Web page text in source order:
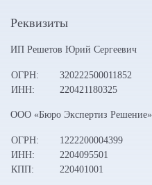
Реквизиты
ИП Решетов Юрий Сергеевич
ОГРН:
320222500011852
ИНН:
220421180325
ООО «Бюро Экспертиз Решение»
ОГРН:
1222200004399
ИНН:
2204095501
КПП:
220401001